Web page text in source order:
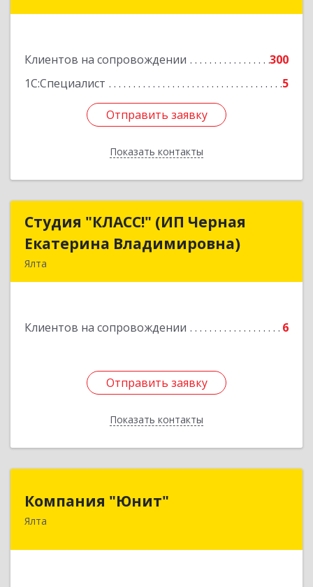
Клиентов на сопровождении
300
1С:Специалист
5
Отправить заявку
Показать контакты
Отправить заявку
Назад
Студия "КЛАСС!" (ИП Черная
Екатерина Владимировна)
Ялта
Клиентов на сопровождении 6
Отправить заявку
Показать контакты
Студия "КЛАСС!" (ИП Черная
Екатерина Владимировна)
Отправить заявку
Назад
Компания "Юнит"
Ялта
298600, Крым Респ, Ялта г, Васильева ул, дом №